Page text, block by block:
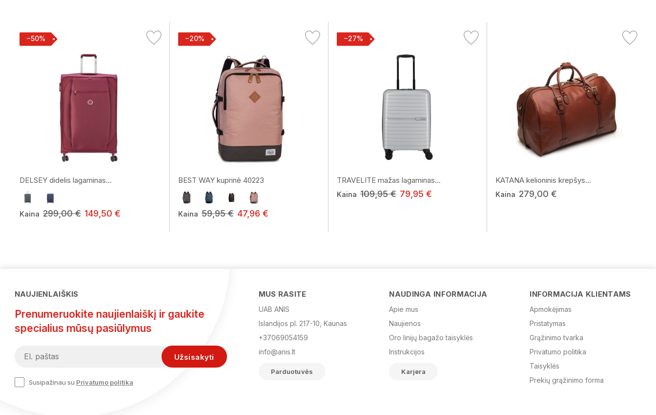
−50%
DELSEY didelis lagaminas...
Kaina 299,00 € 149,50 €
−20%
BEST WAY kuprinė 40223
Kaina 59,95 € 47,96 €
−27%
TRAVELITE mažas lagaminas...
Kaina 109,95 € 79,95 €
KATANA kelioninis krepšys...
Kaina 279,00 €
NAUJIENLAIŠKIS
Prenumeruokite naujienlaiškį ir gaukite
specialius mūsų pasiūlymus
Susipažinau su Privatumo politika
MUS RASITE
UAB ANIS
Islandijos pl. 217-10, Kaunas
+37069054159
info@anis.lt
Parduotuvės
NAUDINGA INFORMACIJA
Apie mus
Naujienos
Oro linijų bagažo taisyklės
Instrukcijos
Karjera
INFORMACIJA KLIENTAMS
Apmokėjimas
Pristatymas
Grąžinimo tvarka
Privatumo politika
Taisyklės
Prekių grąžinimo forma